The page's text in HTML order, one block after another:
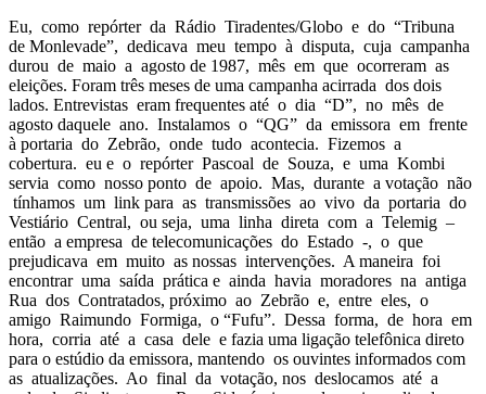
Eu, como repórter da Rádio Tiradentes/Globo e do “Tribuna
de Monlevade”, dedicava meu tempo à disputa, cuja campanha
durou de maio a agosto de 1987, mês em que ocorreram as
eleições. Foram três meses de uma campanha acirrada dos dois
lados. Entrevistas eram frequentes até o dia “D”, no mês de
agosto daquele ano. Instalamos o “QG” da emissora em frente
à portaria do Zebrão, onde tudo acontecia. Fizemos a
cobertura. eu e o repórter Pascoal de Souza, e uma Kombi
servia como nosso ponto de apoio. Mas, durante a votação não
tínhamos um link para as transmissões ao vivo da portaria do
Vestiário Central, ou seja, uma linha direta com a Telemig –
então a empresa de telecomunicações do Estado -, o que
prejudicava em muito as nossas intervenções. A maneira foi
encontrar uma saída prática e ainda havia moradores na antiga
Rua dos Contratados, próximo ao Zebrão e, entre eles, o
amigo Raimundo Formiga, o “Fufu”. Dessa forma, de hora em
hora, corria até a casa dele e fazia uma ligação telefônica direto
para o estúdio da emissora, mantendo os ouvintes informados com
as atualizações. Ao final da votação, nos deslocamos até a